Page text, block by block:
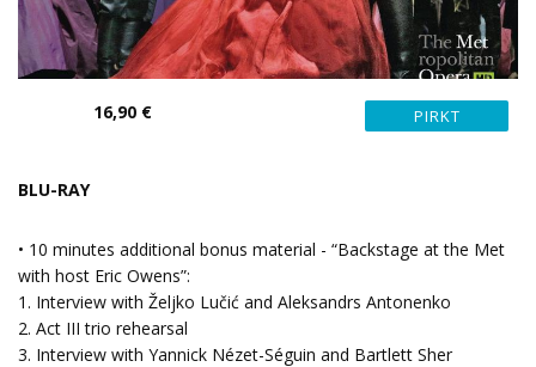
16,90 €
BLU-RAY
• 10 minutes additional bonus material - “Backstage at the Met
with host Eric Owens”:
1. Interview with Željko Lučić and Aleksandrs Antonenko
2. Act III trio rehearsal
3. Interview with Yannick Nézet-Séguin and Bartlett Sher